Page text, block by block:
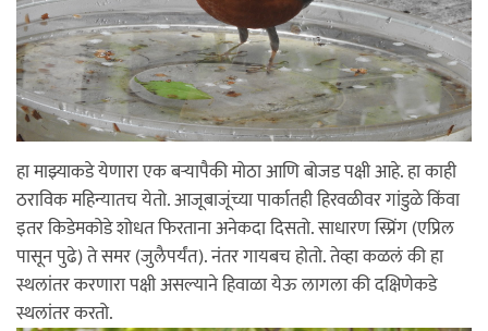
हा माझ्याकडे येणारा एक बर्‍यापैकी मोठा आणि बोजड पक्षी आहे. हा काही
ठराविक महिन्यातच येतो. आजूबाजूंच्या पार्कातही हिरवळीवर गांडुळे किंवा
इतर किडेमकोडे शोधत फिरताना अनेकदा दिसतो. साधारण स्प्रिंग (एप्रिल
पासून पुढे) ते समर (जुलैपर्यंत). नंतर गायबच होतो. तेव्हा कळलं की हा
स्थलांतर करणारा पक्षी असल्याने हिवाळा येऊ लागला की दक्षिणेकडे
स्थलांतर करतो.